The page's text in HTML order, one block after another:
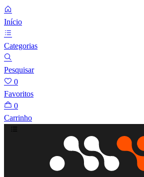
Início
Categorias
Pesquisar
0
Favoritos
0
Carrinho